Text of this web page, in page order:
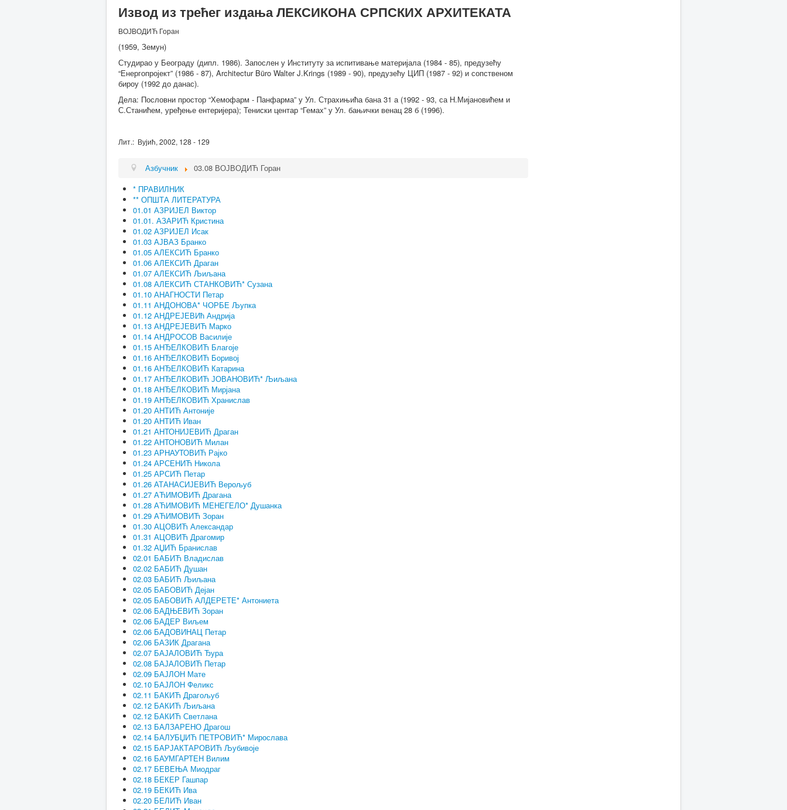
Извод из трећег издања ЛЕКСИКОНА СРПСКИХ АРХИТЕКАТА
ВОЈВОДИЋ Горан
(1959, Земун)
Студирао у Београду (дипл. 1986). Запослен у Институту за испитивање материјала (1984 - 85), предузећу
“Енергопројект” (1986 - 87), Architectur Büro Walter J.Krings (1989 - 90), предузећу ЦИП (1987 - 92) и сопственом
бироу (1992 до данас).
Дела: Пословни простор “Хемофарм - Панфарма” у Ул. Страхињића бана 31 а (1992 - 93, са Н.Мијановићем и
С.Станићем, уређење ентеријера); Тениски центар “Гемаx” у Ул. бањички венац 28 б (1996).
Лит.: Вујић, 2002, 128 - 129
Азбучник
03.08 ВОЈВОДИЋ Горан
* ПРАВИЛНИК
** ОПШТА ЛИТЕРАТУРА
01.01 АЗРИЈЕЛ Виктор
01.01. АЗАРИЋ Кристина
01.02 АЗРИЈЕЛ Исак
01.03 АЈВАЗ Бранко
01.05 АЛЕКСИЋ Бранко
01.06 АЛЕКСИЋ Драган
01.07 АЛЕКСИЋ Љиљана
01.08 АЛЕКСИЋ СТАНКОВИЋ* Сузана
01.10 АНАГНОСТИ Петар
01.11 АНДОНОВА* ЧОРБЕ Љупка
01.12 АНДРЕЈЕВИћ Андрија
01.13 АНДРЕЈЕВИЋ Марко
01.14 АНДРОСОВ Василије
01.15 АНЂЕЛКОВИЋ Благоје
01.16 АНЂЕЛКОВИЋ Боривој
01.16 АНЂЕЛКОВИЋ Катарина
01.17 АНЂЕЛКОВИЋ ЈОВАНОВИЋ* Љиљана
01.18 АНЂЕЛКОВИЋ Мирјана
01.19 АНЂЕЛКОВИЋ Хранислав
01.20 АНТИЋ Антоније
01.20 АНТИЋ Иван
01.21 АНТОНИЈЕВИЋ Драган
01.22 АНТОНОВИЋ Милан
01.23 АРНАУТОВИЋ Рајко
01.24 АРСЕНИЋ Никола
01.25 АРСИЋ Петар
01.26 АТАНАСИЈЕВИЋ Верољуб
01.27 АЋИМОВИЋ Драгана
01.28 АЋИМОВИЋ МЕНЕГЕЛО* Душанка
01.29 АЋИМОВИЋ Зоран
01.30 АЦОВИЋ Александар
01.31 АЦОВИЋ Драгомир
01.32 АЏИЋ Бранислав
02.01 БАБИЋ Владислав
02.02 БАБИЋ Душан
02.03 БАБИЋ Љиљана
02.05 БАБОВИЋ Дејан
02.05 БАБОВИЋ АЛДЕРЕТЕ* Антониета
02.06 БАДЊЕВИЋ Зоран
02.06 БАДЕР Виљем
02.06 БАДОВИНАЦ Петар
02.06 БАЗИК Драгана
02.07 БАЈАЛОВИЋ Ђура
02.08 БАЈАЛОВИЋ Петар
02.09 БАЈЛОН Мате
02.10 БАЈЛОН Феликс
02.11 БАКИЋ Драгољуб
02.12 БАКИЋ Љиљана
02.12 БАКИЋ Светлана
02.13 БАЛЗАРЕНО Драгош
02.14 БАЛУБЏИЋ ПЕТРОВИЋ* Мирослава
02.15 БАРЈАКТАРОВИЋ Љубивоје
02.16 БАУМГАРТЕН Вилим
02.17 БЕВЕЊА Миодраг
02.18 БЕКЕР Гашпар
02.19 БЕКИЋ Ива
02.20 БЕЛИЋ Иван